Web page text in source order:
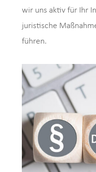
wir uns aktiv für Ihr
juristische
führen.